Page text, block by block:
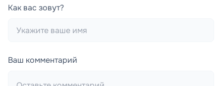
Как вас зовут?
Ваш комментарий